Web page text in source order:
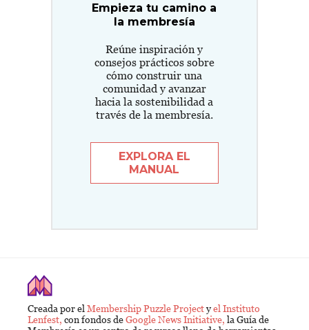
Empieza tu camino a
la membresía
Reúne inspiración y
consejos prácticos sobre
cómo construir una
comunidad y avanzar
hacia la sostenibilidad a
través de la membresía.
EXPLORA EL
MANUAL
Creada por el Membership Puzzle Projectyel Instituto
Lenfest, con fondos deGoogle News Initiative, la Guía de